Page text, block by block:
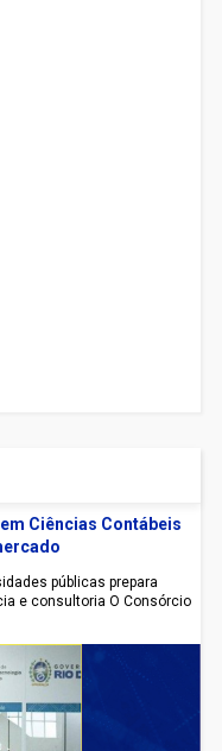
Ciências Contábeis
públicas prepara
e consultoria O Consórcio